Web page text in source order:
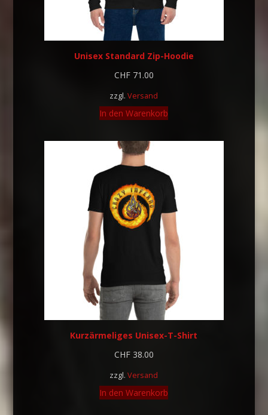
Unisex Standard Zip-Hoodie
CHF71.00
zzgl.Versand
In den Warenkorb
Kurzärmeliges Unisex-T-Shirt
CHF38.00
zzgl.Versand
In den Warenkorb